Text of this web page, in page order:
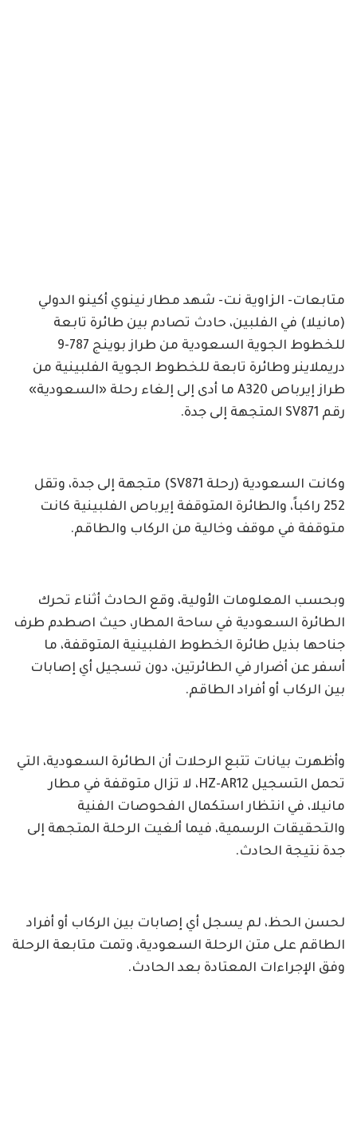
متابعات- الزاوية نت- شهد مطار نينوي أكينو الدولي
(مانيلا) في الفلبين، حادث تصادم بين طائرة تابعة
للخطوط الجوية السعودية من طراز بوينج 787-9
دريملاينر وطائرة تابعة للخطوط الجوية الفلبينية من
طراز إيرباص A320 ما أدى إلى إلغاء رحلة «السعودية»
رقم SV871 المتجهة إلى جدة.
وكانت السعودية (رحلة SV871) متجهة إلى جدة، وتقل
252 راكباً، والطائرة المتوقفة إيرباص الفلبينية كانت
متوقفة في موقف وخالية من الركاب والطاقم.
وبحسب المعلومات الأولية، وقع الحادث أثناء تحرك
الطائرة السعودية في ساحة المطار، حيث اصطدم طرف
جناحها بذيل طائرة الخطوط الفلبينية المتوقفة، ما
أسفر عن أضرار في الطائرتين، دون تسجيل أي إصابات
بين الركاب أو أفراد الطاقم.
وأظهرت بيانات تتبع الرحلات أن الطائرة السعودية، التي
تحمل التسجيل HZ-AR12، لا تزال متوقفة في مطار
مانيلا، في انتظار استكمال الفحوصات الفنية
والتحقيقات الرسمية، فيما ألغيت الرحلة المتجهة إلى
جدة نتيجة الحادث.
لحسن الحظ، لم يسجل أي إصابات بين الركاب أو أفراد
الطاقم على متن الرحلة السعودية، وتمت متابعة الرحلة
وفق الإجراءات المعتادة بعد الحادث.